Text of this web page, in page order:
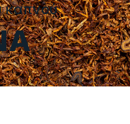
καπνού